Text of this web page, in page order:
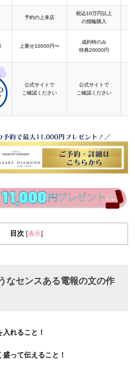
予約の上来店
税込10万円以上
の指輪購入
上乗せ10000円〜
成約時のみ
特典20000円
公式サイトで
ご確認ください
公式サイトで
ご確認ください
目次 表示
なセンスある電報の文の作
れること！
って伝えること！